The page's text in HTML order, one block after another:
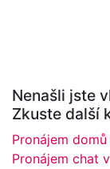
Nenašli jste
Zkuste další
Pronájem
Pronájem chat